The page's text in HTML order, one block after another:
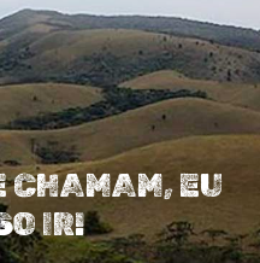
CHAMAM, EU
IR!